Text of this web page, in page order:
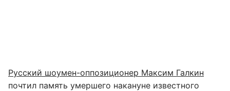
Русский шоумен-оппозиционер Максим Галкин
почтил память умершего накануне известного